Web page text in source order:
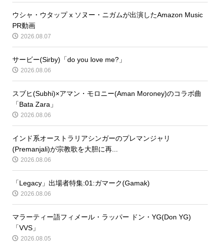
ウシャ・ウタップ x ソヌー・ニガムが出演したAmazon Music
PR動画
2026.08.07
サービー(Sirby)「do you love me?」
2026.08.06
スブヒ(Subhi)×アマン・モロニー(Aman Moroney)のコラボ曲
「Bata Zara」
2026.08.06
インド系オーストラリアシンガーのプレマンジャリ
(Premanjali)が宗教歌を大胆に再...
2026.08.06
「Legacy」出場者特集:01:ガマーク(Gamak)
2026.08.06
マラーティー語フィメール・ラッパー ドン・YG(Don YG)
「VVS」
2026.08.05